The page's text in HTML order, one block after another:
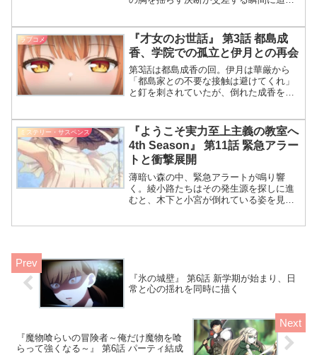
生える小さな不安が、物語を大きく動か
していく。 花火でいっぱ
ラブコメ
『才女のお世話』 第3話 都島成
香、学院での孤立と伊月との再会
第3話は都島成香の回。伊月は華厳から
「都島家との不要な接触は避けてくれ」
と釘を刺されていたが、倒れた成香を保
都島家へ身を寄せ、成香のお世話係をし
ていた。学院で不良やヤクザと誤解され
て友達ができない彼女のため、伊月は歓
迎会のお茶会に成香を誘い、誤解を解い
ていく。
ミステリー・サスペンス
『ようこそ実力至上主義の教室へ
4th Season』 第11話 緊急アラー
トと衝撃展開
薄暗い森の中、緊急アラートが鳴り響
く。綾小路たちはその発生源を探しに進
むと、木下と小宮が倒れている姿を見つ
『氷の城壁』 第6話 新学期が始まり、日
常と心の揺れを同時に描く
『魔物喰らいの冒険者～俺だけ魔物を喰
らって強くなる～』 第6話 パーティ結成